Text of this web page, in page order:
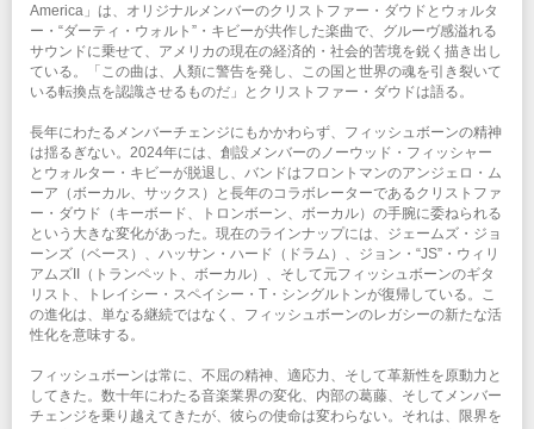
America」は、オリジナルメンバーのクリストファー・ダウドとウォルタ
ー・“ダーティ・ウォルト”・キビーが共作した楽曲で、グルーヴ感溢れる
サウンドに乗せて、アメリカの現在の経済的・社会的苦境を鋭く描き出し
ている。「この曲は、人類に警告を発し、この国と世界の魂を引き裂いて
いる転換点を認識させるものだ」とクリストファー・ダウドは語る。
長年にわたるメンバーチェンジにもかかわらず、フィッシュボーンの精神
は揺るぎない。2024年には、創設メンバーのノーウッド・フィッシャー
とウォルター・キビーが脱退し、バンドはフロントマンのアンジェロ・ム
ーア（ボーカル、サックス）と長年のコラボレーターであるクリストファ
ー・ダウド（キーボード、トロンボーン、ボーカル）の手腕に委ねられる
という大きな変化があった。現在のラインナップには、ジェームズ・ジョ
ーンズ（ベース）、ハッサン・ハード（ドラム）、ジョン・“JS”・ウィリ
アムズII（トランペット、ボーカル）、そして元フィッシュボーンのギタ
リスト、トレイシー・スペイシー・T・シングルトンが復帰している。こ
の進化は、単なる継続ではなく、フィッシュボーンのレガシーの新たな活
性化を意味する。
フィッシュボーンは常に、不屈の精神、適応力、そして革新性を原動力と
してきた。数十年にわたる音楽業界の変化、内部の葛藤、そしてメンバー
チェンジを乗り越えてきたが、彼らの使命は変わらない。それは、限界を